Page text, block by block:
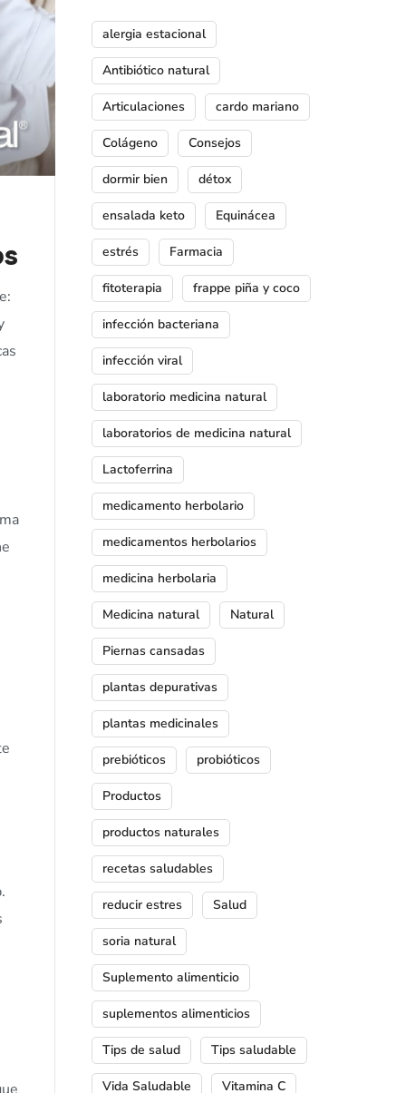
alergia estacional
Antibiótico natural
Articulaciones cardo mariano
Colágeno Consejos
dormir bien détox
ensalada keto Equinácea
estrés Farmacia
fitoterapia frappe piña y coco
infección bacteriana
infección viral
laboratorio medicina natural
laboratorios de medicina natural
Lactoferrina
medicamento herbolario
medicamentos herbolarios
medicina herbolaria
Medicina natural Natural
Piernas cansadas
plantas depurativas
plantas medicinales
prebióticos probióticos
Productos
productos naturales
recetas saludables
reducir estres Salud
soria natural
Suplemento alimenticio
suplementos alimenticios
Tips de salud Tips saludable
Vida Saludable Vitamina C